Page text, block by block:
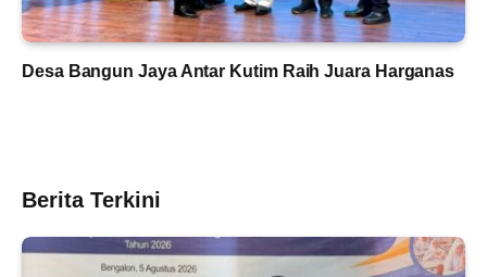
Desa Bangun Jaya Antar Kutim Raih Juara Harganas
Berita Terkini